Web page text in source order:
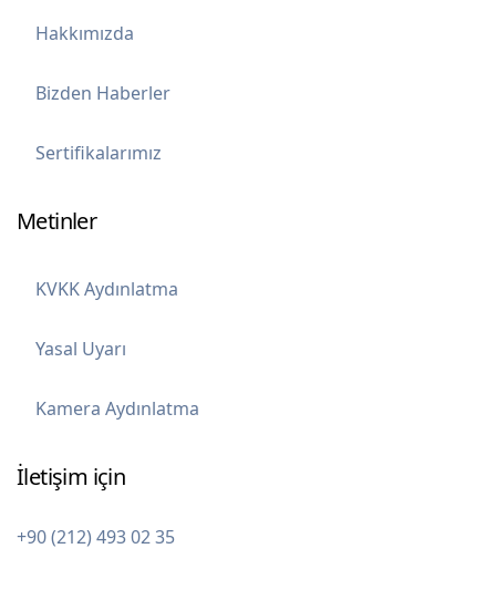
Hakkımızda
Bizden Haberler
Sertifikalarımız
Metinler
KVKK Aydınlatma
Yasal Uyarı
Kamera Aydınlatma
İletişim için
+90 (212) 493 02 35